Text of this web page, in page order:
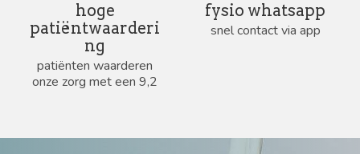
hoge
patiëntwaarderi
ng
patiënten waarderen
onze zorg met een 9,2
fysio whatsapp
snel contact via app